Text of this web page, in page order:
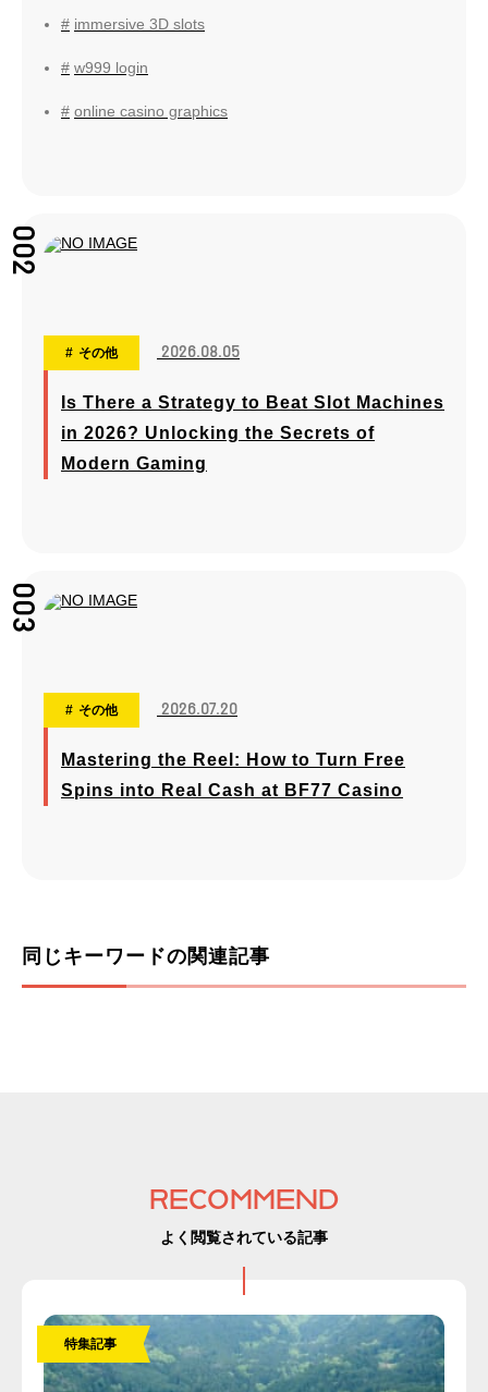
immersive 3D slots
w999 login
online casino graphics
002
その他 2026.08.05
Is There a Strategy to Beat Slot Machines
in 2026? Unlocking the Secrets of
Modern Gaming
003
その他 2026.07.20
Mastering the Reel: How to Turn Free
Spins into Real Cash at BF77 Casino
同じキーワードの関連記事
RECOMMEND
よく閲覧されている記事
特集記事